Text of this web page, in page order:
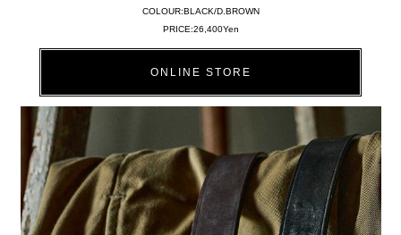
COLOUR:BLACK/D.BROWN
PRICE:26,400Yen
ONLINE STORE